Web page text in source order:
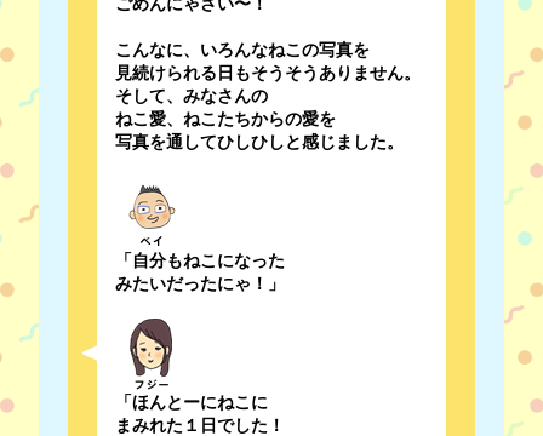
こんなに、いろんなねこの写真を
見続けられる日もそうそうありません。
そして、みなさんの
ねこ愛、ねこたちからの愛を
写真を通してひしひしと感じました。
「自分もねこになった
みたいだったにゃ！」
「ほんとーにねこに
まみれた１日でした！